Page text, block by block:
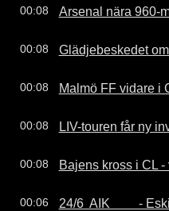
00:08 Arsenal nära 960-
00:08 Glädjebeskedet
00:08 Malmö FF vidare i
00:08 LIV-touren får ny
00:08 Bajens kross i CL
00:06 24/6  AIK         -